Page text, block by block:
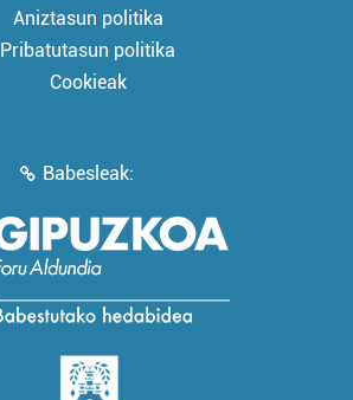
Aniztasun politika
Pribatutasun politika
Cookieak
Babesleak: